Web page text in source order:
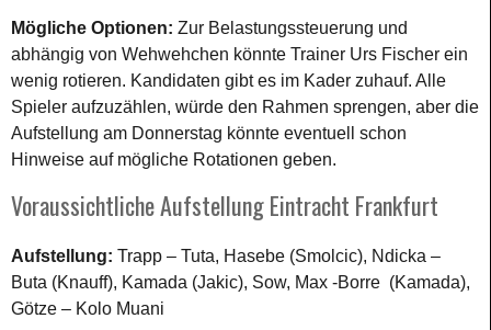
Mögliche Optionen: Zur Belastungssteuerung und
abhängig von Wehwehchen könnte Trainer Urs Fischer ein
wenig rotieren. Kandidaten gibt es im Kader zuhauf. Alle
Spieler aufzuzählen, würde den Rahmen sprengen, aber die
Aufstellung am Donnerstag könnte eventuell schon
Hinweise auf mögliche Rotationen geben.
Voraussichtliche Aufstellung Eintracht Frankfurt
Aufstellung: Trapp – Tuta, Hasebe (Smolcic), Ndicka –
Buta (Knauff), Kamada (Jakic), Sow, Max -Borre (Kamada),
Götze – Kolo Muani